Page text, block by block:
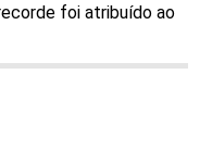
foi atribuído ao